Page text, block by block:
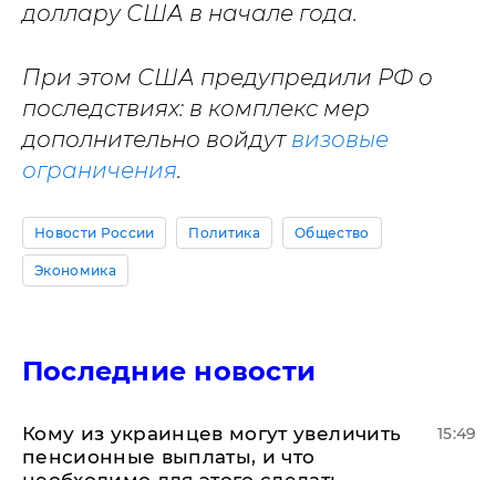
доллару США в начале года.
При этом США предупредили РФ о
последствиях: в комплекс мер
дополнительно войдутвизовые
ограничения.
Новости России Политика Общество
Экономика
Последние новости
Кому из украинцев могут увеличить
пенсионные выплаты, и что
15:49